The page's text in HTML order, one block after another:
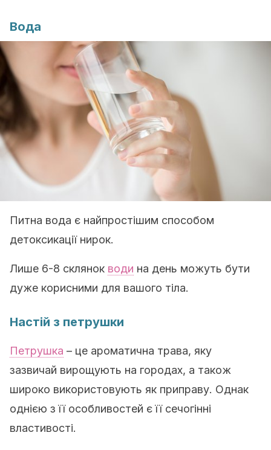
Вода
Питна вода є найпростішим способом
детоксикації нирок.
Лише 6-8 склянок води на день можуть бути
дуже корисними для вашого тіла.
Настій з петрушки
Петрушка – це ароматична трава, яку
зазвичай вирощують на городах, а також
широко використовують як приправу. Однак
однією з її особливостей є її сечогінні
властивості.